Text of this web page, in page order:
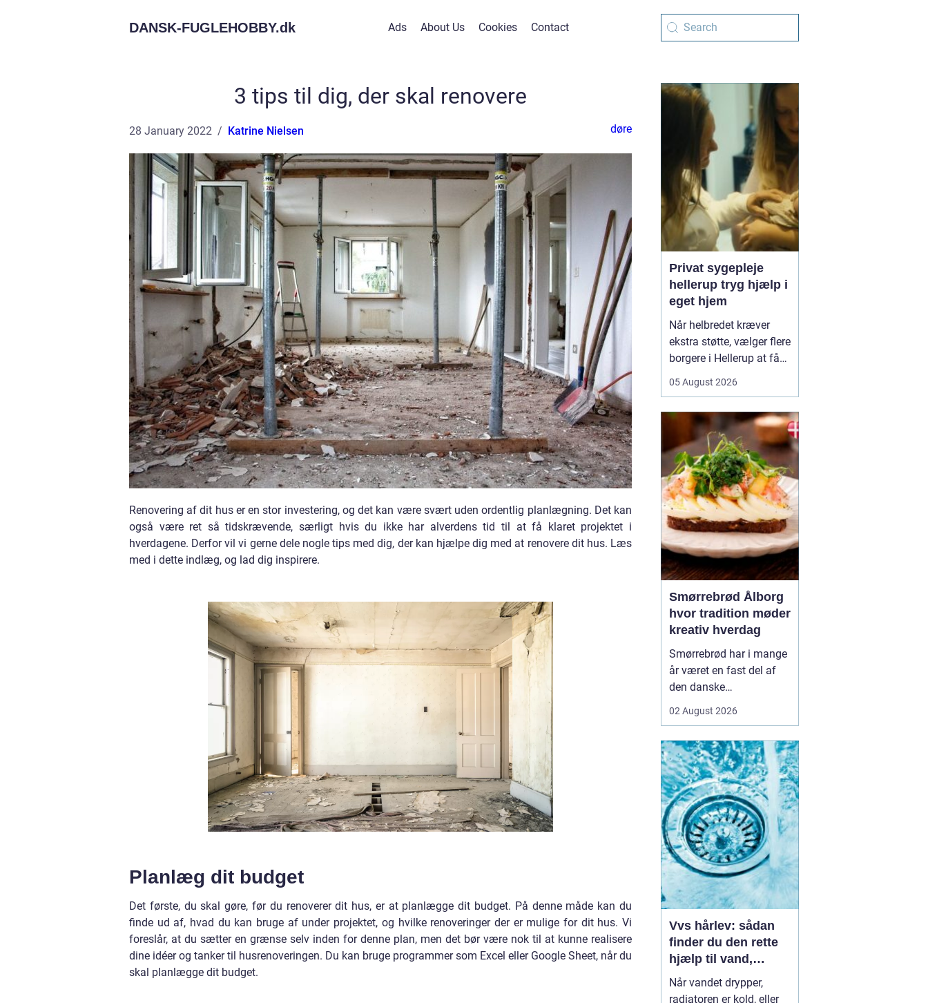
DANSK-FUGLEHOBBY.dk Ads About Us Cookies Contact
3 tips til dig, der skal renovere
28 January 2022 Katrine Nielsen døre
Renovering af dit hus er en stor investering, og det kan være svært uden ordentlig planlægning. Det kan
også være ret så tidskrævende, særligt hvis du ikke har alverdens tid til at få klaret projektet i
hverdagene. Derfor vil vi gerne dele nogle tips med dig, der kan hjælpe dig med at renovere dit hus. Læs
med i dette indlæg, og lad dig inspirere.
Planlæg dit budget
Det første, du skal gøre, før du renoverer dit hus, er at planlægge dit budget. På denne måde kan du
finde ud af, hvad du kan bruge af under projektet, og hvilke renoveringer der er mulige for dit hus. Vi
foreslår, at du sætter en grænse selv inden for denne plan, men det bør være nok til at kunne realisere
dine idéer og tanker til husrenoveringen. Du kan bruge programmer som Excel eller Google Sheet, når du
skal planlægge dit budget.
Privat sygepleje
hellerup tryg hjælp i
eget hjem
Når helbredet kræver
ekstra støtte, vælger flere
borgere i Hellerup at få
sygepleje i hjemmet. Det
nærvær og kontinuitet i
hverdagen, som kan
være svær at finde i et
travlt offentligt
sundhedsvæsen. Med
privat ...
05 August 2026
Smørrebrød Ålborg
hvor tradition møder
kreativ hverdag
Smørrebrød har i mange
år været en fast del af
den danske
Aalborg har klassikeren
en blanding af klassiske
stykker, lokale råvarer og
moderne anretninger, der
taler til både den travle
hverdag og de sæ...
02 August 2026
Vvs hårlev: sådan
finder du den rette
hjælp til vand,
varme og sanitet
Når vandet drypper,
radiatoren er kold, eller